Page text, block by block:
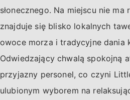
słonecznego. Na miejscu nie
znajduje się blisko lokalnych
owoce morza i tradycyjne dania
Odwiedzający chwalą spokojną
przyjazny personel, co czyni
ulubionym wyborem na